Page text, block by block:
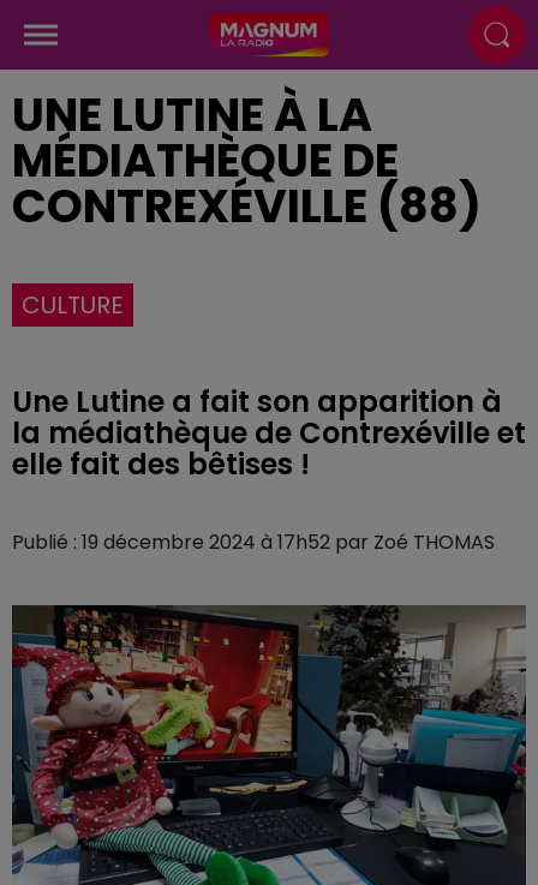
UNE LUTINE À LA
MÉDIATHÈQUE DE
CONTREXÉVILLE (88)
CULTURE
Une Lutine a fait son apparition à
la médiathèque de Contrexéville et
elle fait des bêtises !
Publié : 19 décembre 2024 à 17h52 par Zoé THOMAS